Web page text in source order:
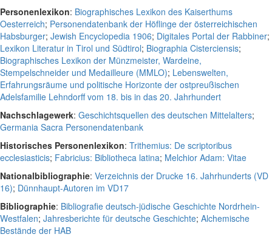
Personenlexikon: Biographisches Lexikon des Kaiserthums
Oesterreich; Personendatenbank der Höflinge der österreichischen
Habsburger; Jewish Encyclopedia 1906; Digitales Portal der Rabbiner;
Lexikon Literatur in Tirol und Südtirol; Biographia Cisterciensis;
Biographisches Lexikon der Münzmeister, Wardeine,
Stempelschneider und Medailleure (MMLO); Lebenswelten,
Erfahrungsräume und politische Horizonte der ostpreußischen
Adelsfamilie Lehndorff vom 18. bis in das 20. Jahrhundert
Nachschlagewerk: Geschichtsquellen des deutschen Mittelalters;
Germania Sacra Personendatenbank
Historisches Personenlexikon: Trithemius: De scriptoribus
ecclesiasticis; Fabricius: Bibliotheca latina; Melchior Adam: Vitae
Nationalbibliographie: Verzeichnis der Drucke 16. Jahrhunderts (VD
16); Dünnhaupt-Autoren im VD17
Bibliographie: Bibliografie deutsch-jüdische Geschichte Nordrhein-
Westfalen; Jahresberichte für deutsche Geschichte; Alchemische
Bestände der HAB